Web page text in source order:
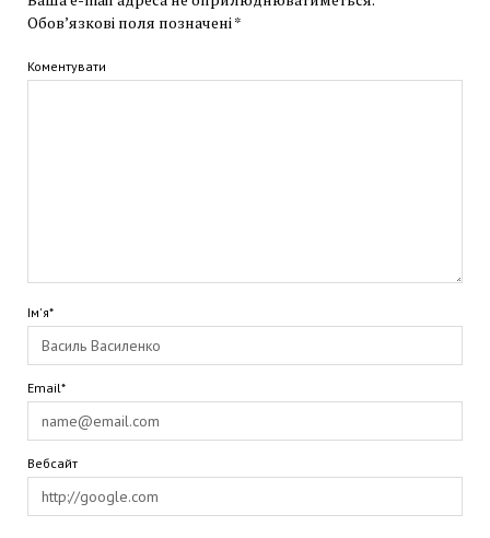
Обов’язкові поля позначені*
Коментувати
Ім'я*
Email*
Вебсайт